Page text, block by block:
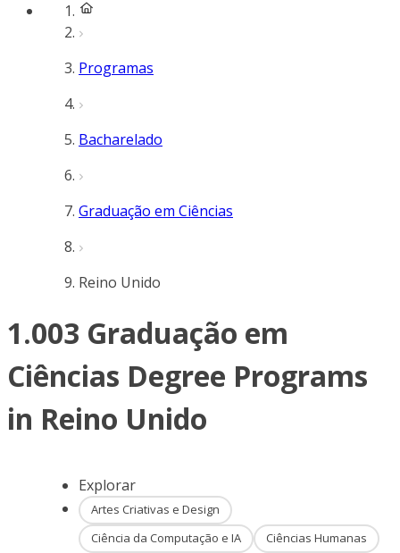
Programas
Bacharelado
Graduação em Ciências
Reino Unido
1.003 Graduação em
Ciências Degree Programs
in Reino Unido
Explorar
Artes Criativas e Design
Ciência da Computação e IA
Ciências Humanas